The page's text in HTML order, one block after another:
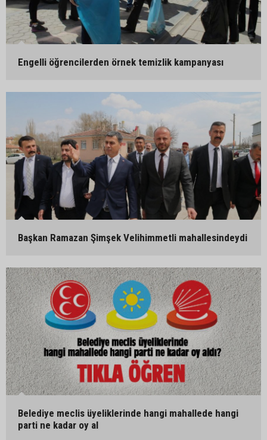
Engelli öğrencilerden örnek temizlik kampanyası
Başkan Ramazan Şimşek Velihimmetli mahallesindeydi
Belediye meclis üyeliklerinde hangi mahallede hangi
parti ne kadar oy al